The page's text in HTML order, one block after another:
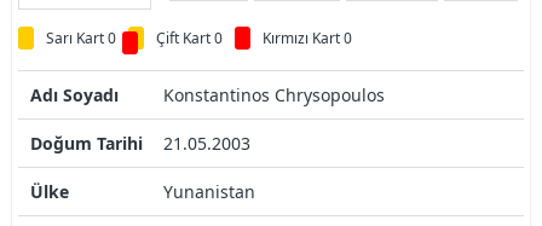
Sarı Kart 0 Çift Kart 0 Kırmızı Kart 0
Adı Soyadı Konstantinos Chrysopoulos
Doğum Tarihi 21.05.2003
Ülke Yunanistan